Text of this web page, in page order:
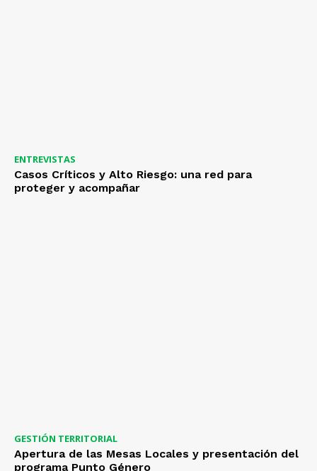
ENTREVISTAS
Casos Críticos y Alto Riesgo: una red para
proteger y acompañar
GESTIÓN TERRITORIAL
Apertura de las Mesas Locales y presentación del
programa Punto Género